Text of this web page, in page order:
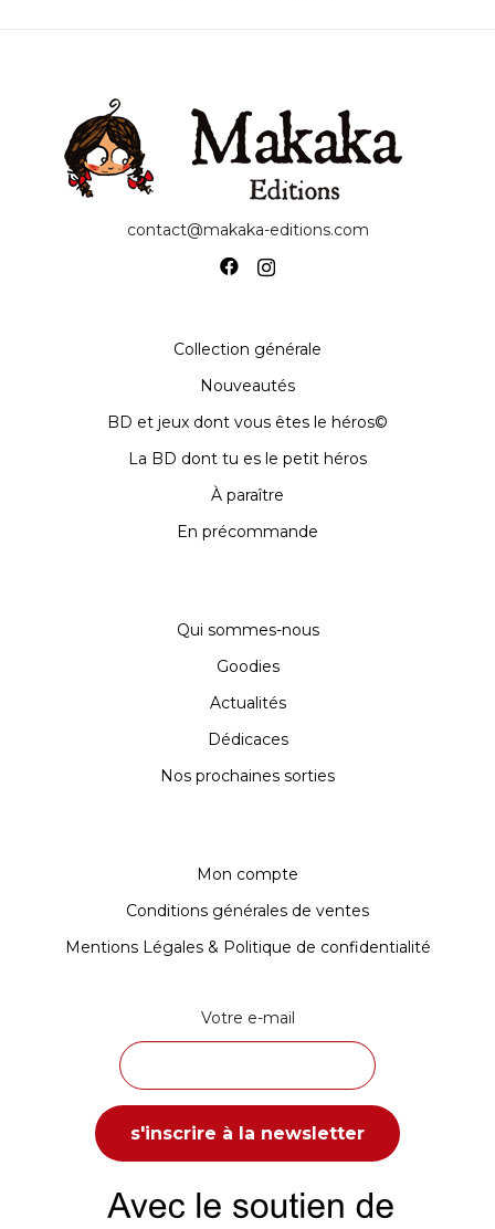
contact@makaka-editions.com
Collection générale
Nouveautés
BD et jeux dont vous êtes le héros©
La BD dont tu es le petit héros
À paraître
En précommande
Qui sommes-nous
Goodies
Actualités
Dédicaces
Nos prochaines sorties
Mon compte
Conditions générales de ventes
Mentions Légales & Politique de confidentialité
Votre e-mail